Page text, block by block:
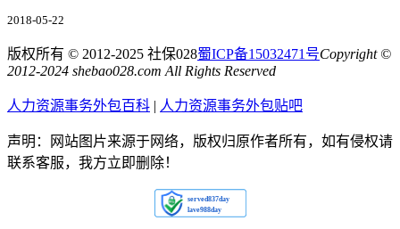
2018-05-22
版权所有 © 2012-2025 社保028蜀ICP备15032471号Copyright ©
2012-2024 shebao028.com All Rights Reserved
人力资源事务外包百科 人力资源事务外包贴吧
声明：网站图片来源于网络，版权归原作者所有，如有侵权请
联系客服，我方立即删除！